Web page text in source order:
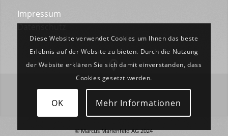
Impressum
Datenschutz
© Marcus Marienfeld AG 2024
Diese Website verwendet Cookies um Ihnen das beste
Erlebnis auf der Website zu bieten. Durch die Nutzung
der Website erklären Sie sich damit einverstanden, dass
Cookies gesetzt werden.
OK Mehr Informationen